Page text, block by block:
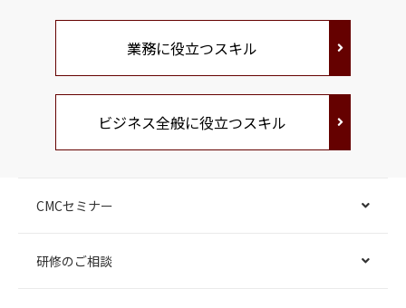
業務に役立つスキル
ビジネス全般に役立つスキル
CMCセミナー
研修のご相談